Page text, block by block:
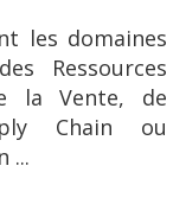
les domaines
Ressources
la Vente, de
Chain ou
...